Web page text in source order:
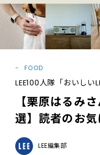
FOOD
LEE100人隊「おいしい
【栗原はるみ
選】読者のお気
LEE編集部